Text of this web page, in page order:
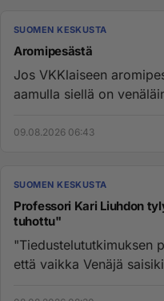
SUOMEN KESKUSTA
Aromipesästä
Jos VKKlaiseen
aamulla siellä on
09.08.2026 06:43
SUOMEN KESKUSTA
Professori Kari Liuhdon
tuhottu"
"Tiedustelututkimuksen
että vaikka Venäjä